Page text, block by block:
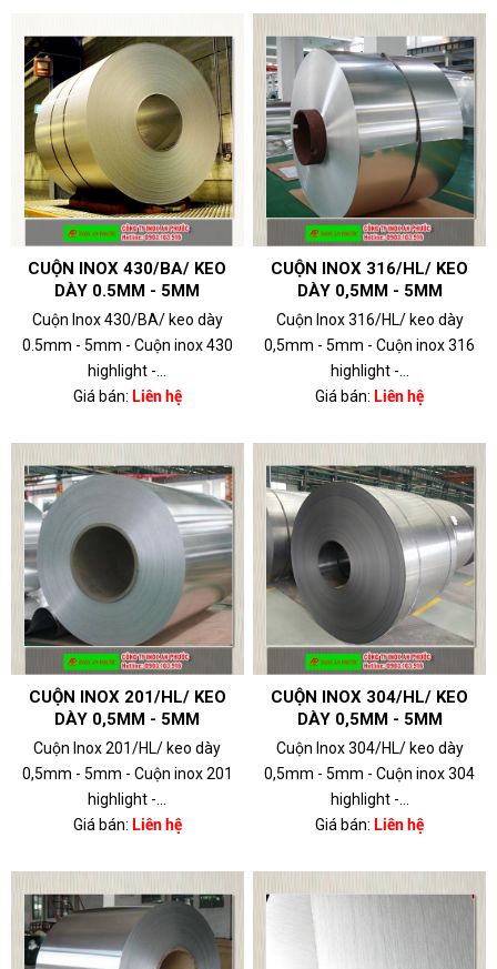
CUỘN INOX 430/BA/ KEO
DÀY 0.5MM - 5MM
Cuộn Inox 430/BA/ keo dày
0.5mm - 5mm - Cuộn inox 430
highlight -...
Giá bán: Liên hệ
CUỘN INOX 316/HL/ KEO
DÀY 0,5MM - 5MM
Cuộn Inox 316/HL/ keo dày
0,5mm - 5mm - Cuộn inox 316
highlight -...
Giá bán: Liên hệ
CUỘN INOX 201/HL/ KEO
DÀY 0,5MM - 5MM
Cuộn Inox 201/HL/ keo dày
0,5mm - 5mm - Cuộn inox 201
highlight -...
Giá bán: Liên hệ
CUỘN INOX 304/HL/ KEO
DÀY 0,5MM - 5MM
Cuộn Inox 304/HL/ keo dày
0,5mm - 5mm - Cuộn inox 304
highlight -...
Giá bán: Liên hệ